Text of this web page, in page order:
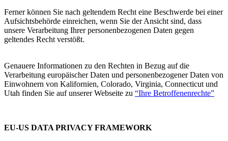
Ferner können Sie nach geltendem Recht eine Beschwerde bei einer
Aufsichtsbehörde einreichen, wenn Sie der Ansicht sind, dass
unsere Verarbeitung Ihrer personenbezogenen Daten gegen
geltendes Recht verstößt.
Genauere Informationen zu den Rechten in Bezug auf die
Verarbeitung europäischer Daten und personenbezogener Daten von
Einwohnern von Kalifornien, Colorado, Virginia, Connecticut und
Utah finden Sie auf unserer Webseite zu “Ihre Betroffenenrechte”
EU-US DATA PRIVACY FRAMEWORK